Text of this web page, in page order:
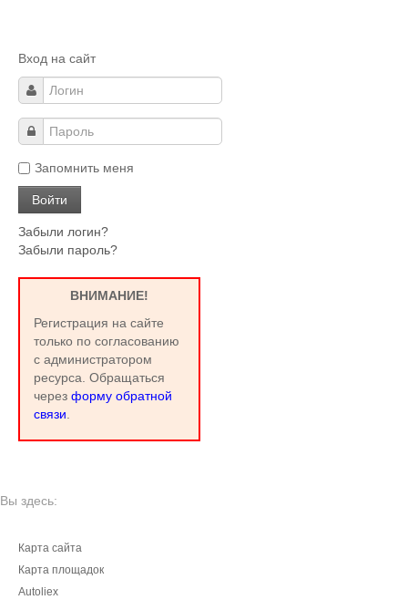
Вход на сайт
Запомнить меня
Забыли логин?
Забыли пароль?
ВНИМАНИЕ!
Регистрация на сайте
только по согласованию
с администратором
ресурса. Обращаться
через форму обратной
связи.
Вы здесь:
Карта сайта
Карта площадок
Autoliex